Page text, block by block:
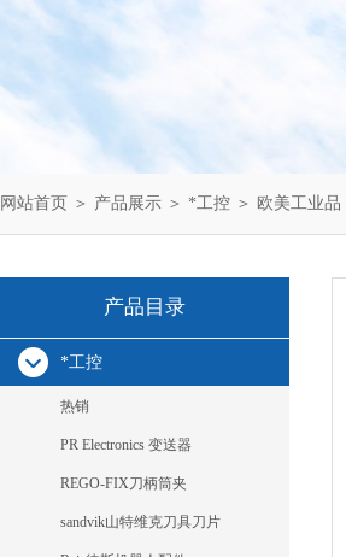
网站首页 ＞ 产品展示 ＞ *工控 ＞ 欧美工业品
产品目录
*工控
热销
PR Electronics 变送器
REGO-FIX刀柄筒夹
sandvik山特维克刀具刀片